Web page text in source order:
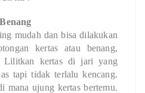
mudah dan bisa dilakukan
kertas atau benang,
Lilitkan kertas di jari yang
tapi tidak terlalu kencang.
mana ujung kertas bertemu.